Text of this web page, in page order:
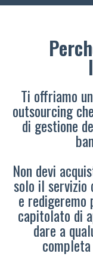
Ti offriamo
outsourcing
di gestione
Non devi
solo il
e redigeremo
capitolato di
dare a